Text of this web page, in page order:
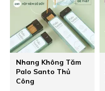
Nhang Không Tăm
Palo Santo Thủ
Công